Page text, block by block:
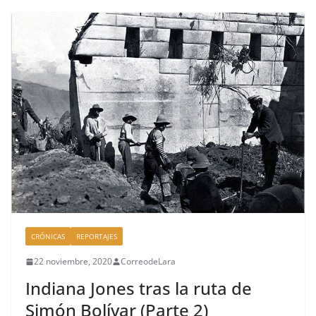
b
o
o
k
d
s
ar
tir
CRÓNICAS REPORTAJES
22 noviembre, 2020 CorreodeLara
Indiana Jones tras la ruta de
Simón Bolívar (Parte 2)